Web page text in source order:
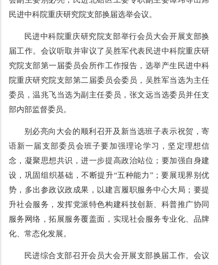
民进中科院重庆研究院支部换届选举会议。
民进中科院重庆研究院支部举行会员大会开展支部换
届工作。会议听取并审议了吴胜军代表民进中科院重庆研
究院支部第一届委员会所作工作报告，选举产生民进中科
院重庆研究院支部第二届委员会委员，吴胜军当选为主任
委员，温兆飞当选为副主任委员，张文远当选委员并任支
部内部监督委员。
别必亮向大会的顺利召开及新当选班子表示祝贺，寄
语新一届支部委员会班子要加强理论学习，坚定理想信
念，凝聚思想共识，进一步提高政治站位；要加强自身建
设，巩固组织基础，不断提升“五种能力”；要展现界别优
势，多出参政议政成果，以建言履职服务中心大局；要提
升社会服务，发挥党派特色构建科技创新、科普推广协同
服务网络，拓展服务覆盖面，实现社会服务专业化、品牌
化、常态化发展。
民进综合支部召开会员大会开展支部换届工作。会议